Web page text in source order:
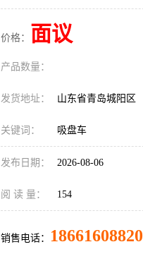
价格： 面议
产品数量：
发货地址： 山东省青岛城阳区
关键词： 吸盘车
发布日期： 2026-08-06
阅 读 量： 154
销售电话： 18661608820